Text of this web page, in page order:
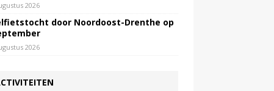
2026
door Noordoost-Drenthe op
2026